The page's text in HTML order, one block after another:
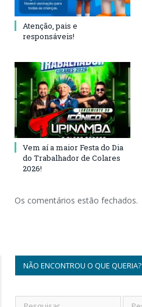
Atenção, pais e
responsáveis!
Vem aí a maior Festa do Dia
do Trabalhador de Colares
2026!
Os comentários estão fechados.
NÃO ENCONTROU O QUE QUERIA?